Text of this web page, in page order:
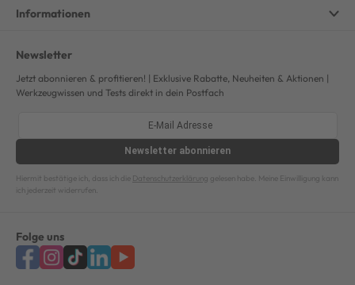
Informationen
Newsletter
Jetzt abonnieren & profitieren! | Exklusive Rabatte, Neuheiten & Aktionen |
Werkzeugwissen und Tests direkt in dein Postfach
Newsletter abonnieren
Hiermit bestätige ich, dass ich die Datenschutzerklärung gelesen habe. Meine Einwilligung kann
ich jederzeit widerrufen.
Folge uns